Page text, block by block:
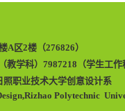
A区2楼（276826）
教学科）7987218（学生工作
职业技术大学创意设计系
Polytechnic